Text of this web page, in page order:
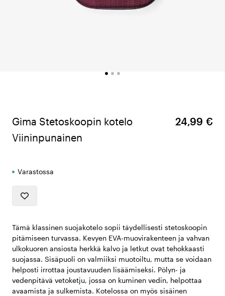
Gima Stetoskoopin kotelo
Viininpunainen
24,99 €
Varastossa
Tämä klassinen suojakotelo sopii täydellisesti stetoskoopin
pitämiseen turvassa. Kevyen EVA-muovirakenteen ja vahvan
ulkokuoren ansiosta herkkä kalvo ja letkut ovat tehokkaasti
suojassa. Sisäpuoli on valmiiksi muotoiltu, mutta se voidaan
helposti irrottaa joustavuuden lisäämiseksi. Pölyn- ja
vedenpitävä vetoketju, jossa on kuminen vedin, helpottaa
avaamista ja sulkemista. Kotelossa on myös sisäinen